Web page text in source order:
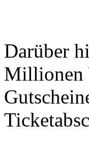
Darüber
Millionen